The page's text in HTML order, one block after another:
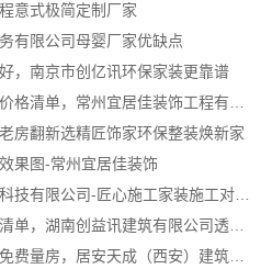
意式极简定制厂家
有限公司母婴厂家优缺点
，南京市创亿讯环保家装更靠谱
房翻新选精匠饰家环保整装焕新家
果图-常州宜居佳装饰
宁波雅美和居建材科技有限公司-匠心施工家装施工对接渠道
本地全案设计预算清单，湖南创益讯建筑有限公司透明公开
西安专业装修平层免费量房，居安天成（西安）建筑工程有限责任公司